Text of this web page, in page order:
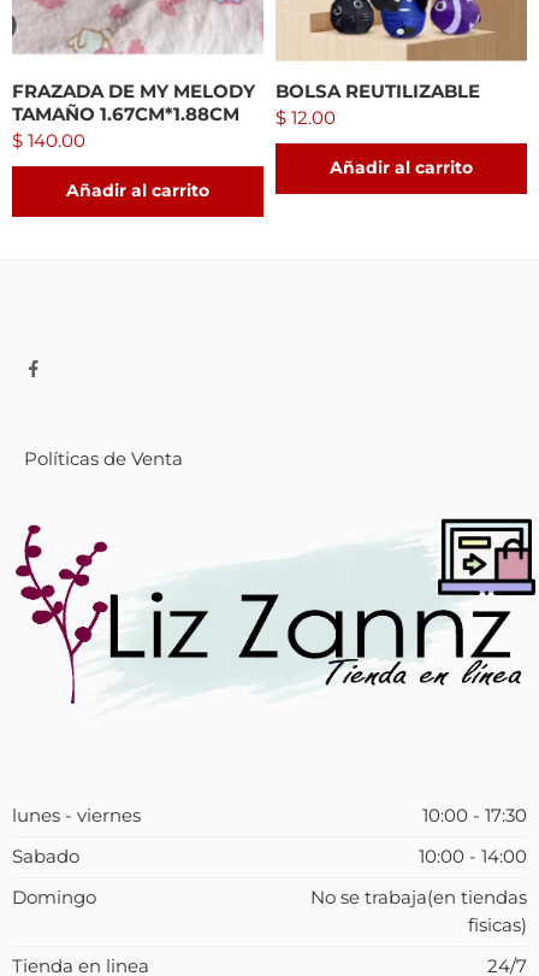
FRAZADA DE MY MELODY
TAMAÑO 1.67CM*1.88CM
$ 140.00
Añadir al carrito
BOLSA REUTILIZABLE
$ 12.00
Añadir al carrito
Políticas de Venta
lunes - viernes
10:00 - 17:30
Sabado
10:00 - 14:00
Domingo
No se trabaja(en tiendas
fisicas)
Tienda en linea
24/7